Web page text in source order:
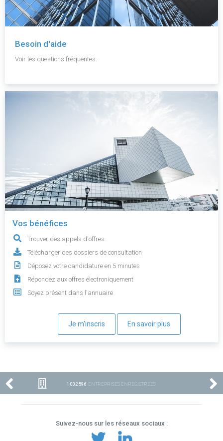
Besoin d'aide
Voir les questions fréquentes.
Vos bénéfices
Trouver des appels d'offres
Télécharger des dossiers de consultation
Déposez votre candidature en 5 minutes
Répondez aux offres électroniquement
Soyez présent dans l'annuaire
Je m'inscris En savoir plus
1 002 596 ENTREPRISES ENREGISTRÉES
Suivez-nous sur les réseaux sociaux :